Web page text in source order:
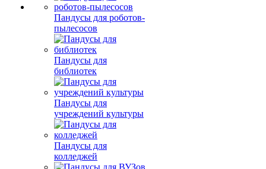
Пандусы для роботов-
пылесосов
Пандусы для
библиотек
Пандусы для
учреждений культуры
Пандусы для
колледжей